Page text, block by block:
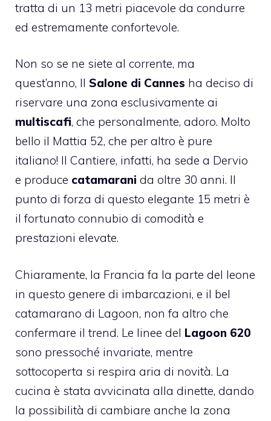
tratta di un 13 metri piacevole da condurre
ed estremamente confortevole.
Non so se ne siete al corrente, ma
quest’anno, Il Salone di Cannes ha deciso di
riservare una zona esclusivamente ai
multiscafi, che personalmente, adoro. Molto
bello il Mattia 52, che per altro è pure
italiano! Il Cantiere, infatti, ha sede a Dervio
e produce catamarani da oltre 30 anni. Il
punto di forza di questo elegante 15 metri è
il fortunato connubio di comodità e
prestazioni elevate.
Chiaramente, la Francia fa la parte del leone
in questo genere di imbarcazioni, e il bel
catamarano di Lagoon, non fa altro che
confermare il trend. Le linee del Lagoon 620
sono pressoché invariate, mentre
sottocoperta si respira aria di novità. La
cucina è stata avvicinata alla dinette, dando
la possibilità di cambiare anche la zona